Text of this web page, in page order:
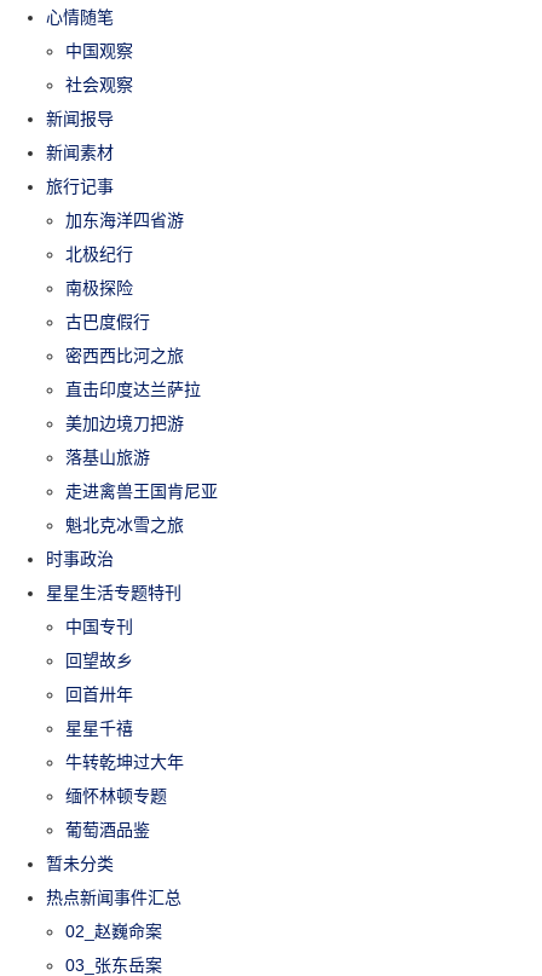
心情随笔
中国观察
社会观察
新闻报导
新闻素材
旅行记事
加东海洋四省游
北极纪行
南极探险
古巴度假行
密西西比河之旅
直击印度达兰萨拉
美加边境刀把游
落基山旅游
走进禽兽王国肯尼亚
魁北克冰雪之旅
时事政治
星星生活专题特刊
中国专刊
回望故乡
回首卅年
星星千禧
牛转乾坤过大年
缅怀林顿专题
葡萄酒品鉴
暂未分类
热点新闻事件汇总
02_赵巍命案
03_张东岳案